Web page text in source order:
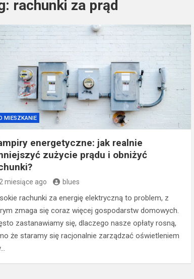
rachunki za prąd
MIESZKANIE
energetyczne: jak realnie
zużycie prądu i obniżyć
2 miesiące ago blues
rachunki za energię elektryczną to problem, z
zmaga się coraz więcej gospodarstw domowych.
zastanawiamy się, dlaczego nasze opłaty rosną,
że staramy się racjonalnie zarządzać oświetleniem